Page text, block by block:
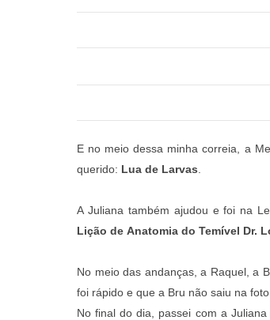
E no meio dessa minha correia, a
querido: Lua de Larvas
A Juliana também ajudou e foi na
Lição de Anatomia do Temível Dr.
No meio das andanças, a Raquel, a
foi rápido e que a Bru não saiu na
No final do dia, passei com a